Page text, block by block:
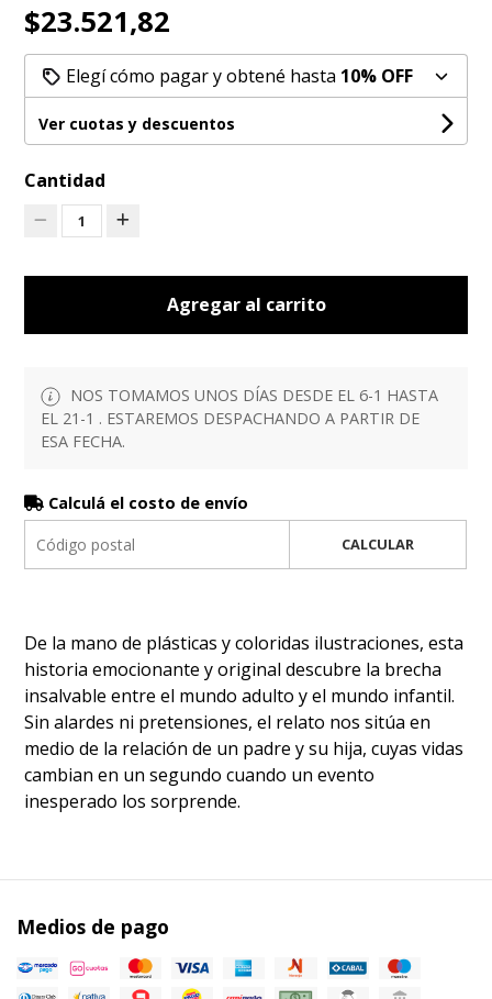
$23.521,82
Elegí cómo pagar y obtené hasta 10% OFF
Ver cuotas y descuentos
Cantidad
1
Agregar al carrito
NOS TOMAMOS UNOS DÍAS DESDE EL 6-1 HASTA
EL 21-1 . ESTAREMOS DESPACHANDO A PARTIR DE
ESA FECHA.
Calculá el costo de envío
CALCULAR
De la mano de plásticas y coloridas ilustraciones, esta
historia emocionante y original descubre la brecha
insalvable entre el mundo adulto y el mundo infantil.
Sin alardes ni pretensiones, el relato nos sitúa en
medio de la relación de un padre y su hija, cuyas vidas
cambian en un segundo cuando un evento
inesperado los sorprende.
Medios de pago